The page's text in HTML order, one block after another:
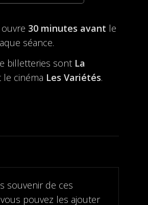
30 minutes avant le
séance.
billetteries sont La
le cinéma Les Variétés.
souvenir de ces
pouvez les ajouter